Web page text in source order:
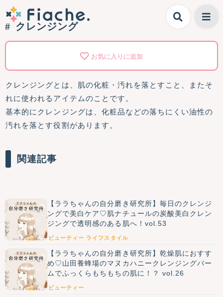
クレンジング
お気に入りに追加
クレンジングとは、肌の化粧・汚れを落とすこと、またそ
れに使われるアイテムのことです。
基本的にクレンジングは、化粧品などの落ちにくい油性の
汚れを落とす役割があります。
関連記事
【ララちゃんの自分磨き研究所】毎日のクレンジ
ングで美白ケア♡肌ナチュールの炭酸美白クレン
ジングで透明感のある肌へ！vol.53
ビューティー ライフスタイル
【ララちゃんの自分磨き研究所】乾燥肌におすす
め♡山田養蜂場のマヌカハニークレンジングバー
ムでふっくらもちもちの肌に！？ vol.26
ビューティー